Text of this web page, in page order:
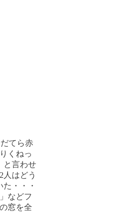
てら赤
くねっ
と言わせ
はどう
・・・
などフ
窓を全